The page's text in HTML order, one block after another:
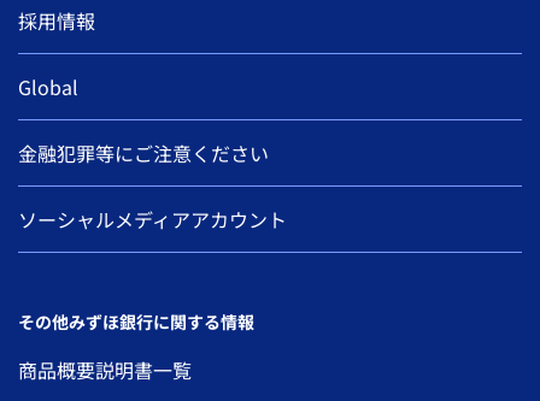
採用情報
Global
金融犯罪等にご注意ください
ソーシャルメディアアカウント
その他みずほ銀行に関する情報
商品概要説明書一覧